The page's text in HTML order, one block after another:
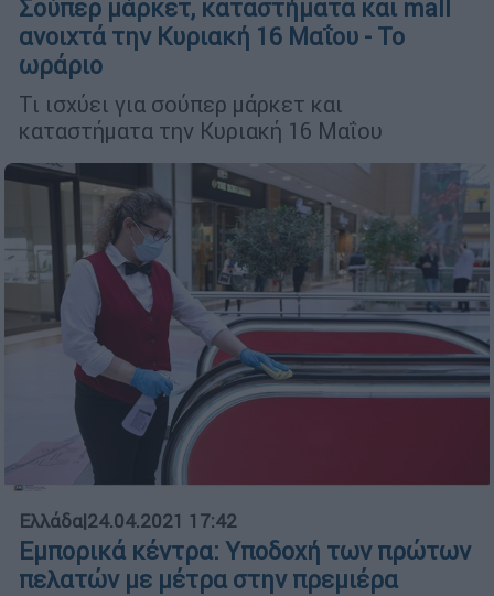
Σούπερ μάρκετ, καταστήματα και mall
ανοιχτά την Κυριακή 16 Μαΐου - Το
ωράριο
Τι ισχύει για σούπερ μάρκετ και
καταστήματα την Κυριακή 16 Μαΐου
Ελλάδα|24.04.2021 17:42
Εμπορικά κέντρα: Υποδοχή των πρώτων
πελατών με μέτρα στην πρεμιέρα